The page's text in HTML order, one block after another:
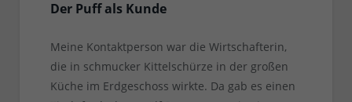
Der Puff als Kunde
Meine Kontaktperson war die Wirtschafterin,
die in schmucker Kittelschürze in der großen
Küche im Erdgeschoss wirkte. Da gab es einen